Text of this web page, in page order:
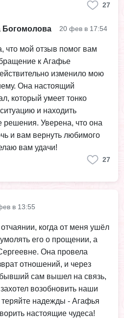
27
Богомолова 20 фев в 17:54
что мой отзыв помог вам
к Агафье
изменило мою
Она настоящий
который умеет тонко
и находить
решения. Уверена, что она
и вам вернуть любимого
вам удачи!
27
в 13:55
когда от меня ушёл
его о прощении, а
Она провела
отношений, и через
сам вышел на связь,
возобновить наши
надежды - Агафья
настоящие чудеса!